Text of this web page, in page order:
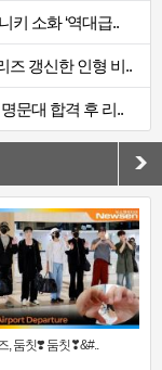
키 소화 ‘역대급..
즈 갱신한 인형 비..
문대 합격 후 리..
, 둠칫❣️ 둠칫❣&#..